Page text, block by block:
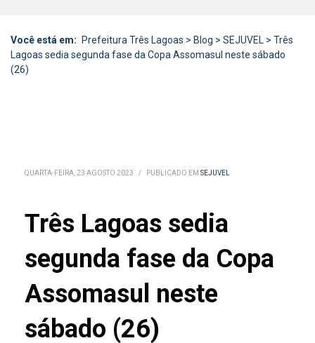
Você está em: Prefeitura Três Lagoas > Blog > SEJUVEL > Três
Lagoas sedia segunda fase da Copa Assomasul neste sábado
(26)
QUARTA-FEIRA, 23 AGOSTO 2023 / PUBLICADO EM SEJUVEL
Três Lagoas sedia
segunda fase da Copa
Assomasul neste
sábado (26)